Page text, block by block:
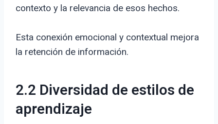
contexto y la relevancia de esos hechos.
Esta conexión emocional y contextual mejora
la retención de información.
2.2 Diversidad de estilos de
aprendizaje